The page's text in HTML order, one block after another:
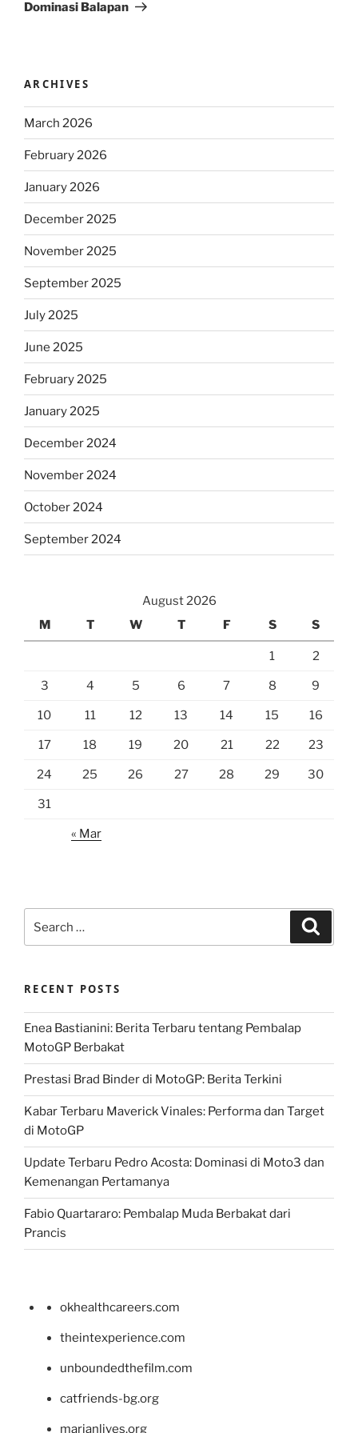
Dominasi Balapan
ARCHIVES
March 2026
February 2026
January 2026
December 2025
November 2025
September 2025
July 2025
June 2025
February 2025
January 2025
December 2024
November 2024
October 2024
September 2024
August 2026
M
T W T F S S
1 2
3 4 5 6 7 8 9
10 11 12 13 14 15 16
17 18 19 20 21 22 23
24 25 26 27 28 29 30
31
« Mar
for:
RECENT POSTS
Enea Bastianini: Berita Terbaru tentang Pembalap
MotoGP Berbakat
Prestasi Brad Binder di MotoGP: Berita Terkini
Kabar Terbaru Maverick Vinales: Performa dan Target
di MotoGP
Update Terbaru Pedro Acosta: Dominasi di Moto3 dan
Kemenangan Pertamanya
Fabio Quartararo: Pembalap Muda Berbakat dari
Prancis
okhealthcareers.com
theintexperience.com
unboundedthefilm.com
catfriends-bg.org
marianlives.org